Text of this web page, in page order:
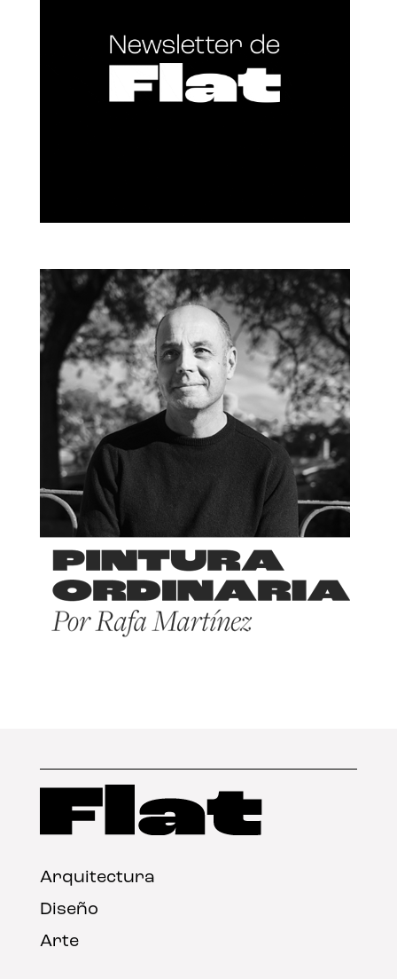
Arquitectura
Diseño
Arte